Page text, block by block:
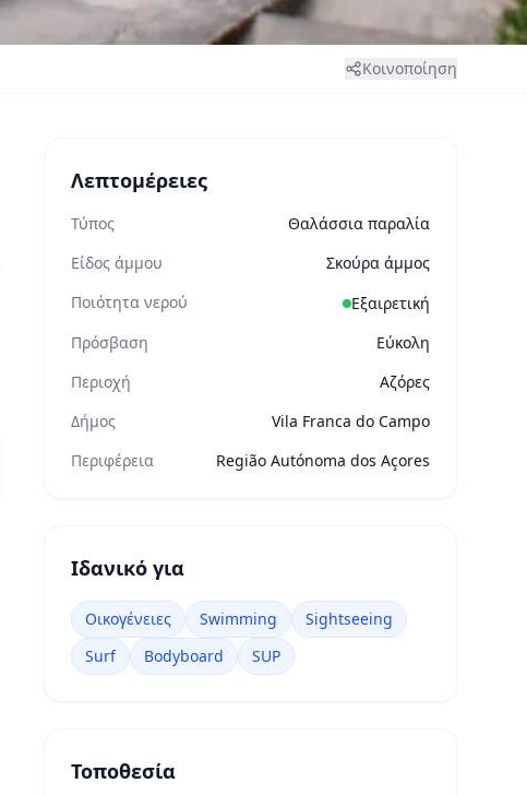
Κοινοποίηση
Λεπτομέρειες
Τύπος
Θαλάσσια παραλία
Είδος άμμου
Σκούρα άμμος
Ποιότητα νερού
Εξαιρετική
Πρόσβαση
Εύκολη
Περιοχή
Αζόρες
Δήμος
Vila Franca do Campo
Περιφέρεια
Região Autónoma dos Açores
Ιδανικό για
Οικογένειες Swimming
Sightseeing
Surf
Bodyboard SUP
Τοποθεσία